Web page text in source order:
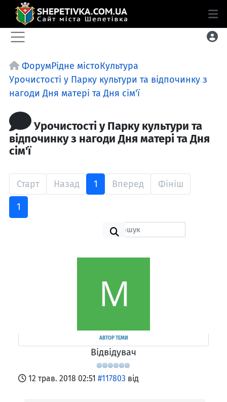
ФорумРідне містоКультура
Урочистості у Парку культури та відпочинку з
нагоди Дня матері та Дня сім'ї
Урочистості у Парку культури та
відпочинку з нагоди Дня матері та Дня
сім'ї
Старт Назад 1 Вперед Фініш
1
АВТОР ТЕМИ
Відвідувач
12 трав. 2018 02:51 #117803 від